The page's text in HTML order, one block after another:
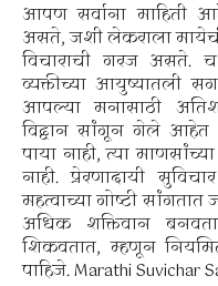
आपण सर्वाना माहिती
असते, जशी लेकराला
विचाराची गरज असते.
व्यक्तीच्या आयुष्यातली
आपल्या मनासाठी
विद्वान सांगून गेले आहेत
पाया नाही, त्या
नाही. प्रेरणादायी
महत्वाच्या गोष्टी
अधिक शक्तिवान
शिकवतात, म्हणून
पाहिजे. Marathi Suvichar